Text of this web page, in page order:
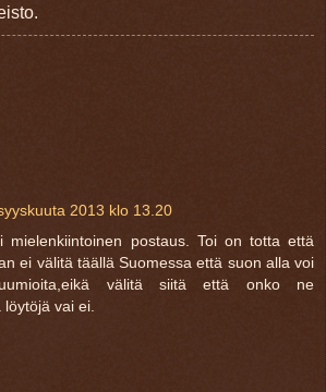
2013 klo 13.20
mielenkiintoinen postaus. Toi on totta että
ei välitä täällä Suomessa että suon alla voi
välitä siitä että onko ne
vai ei.